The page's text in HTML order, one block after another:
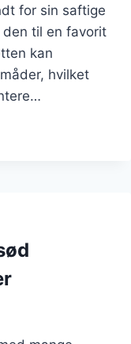
for sin saftige
til en favorit
kan
hvilket